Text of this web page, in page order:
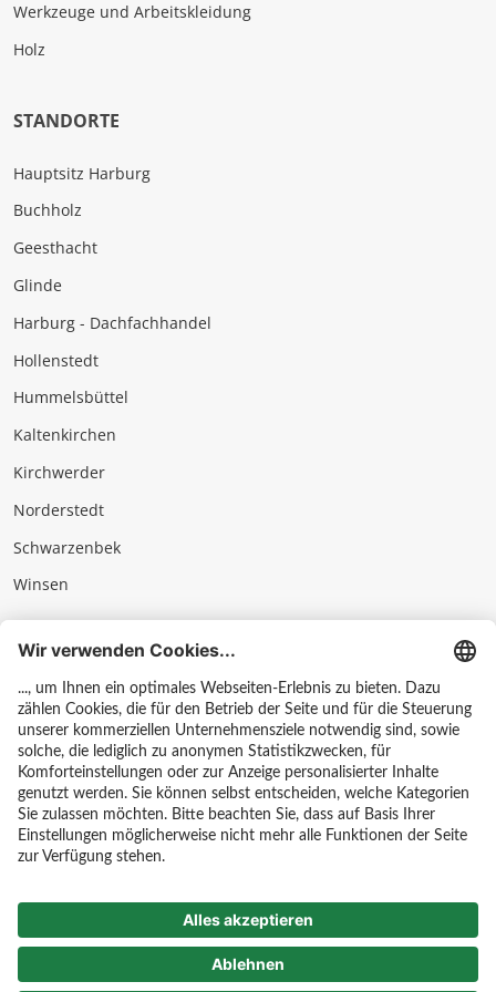
Werkzeuge und Arbeitskleidung
Holz
STANDORTE
Hauptsitz Harburg
Buchholz
Geesthacht
Glinde
Harburg - Dachfachhandel
Hollenstedt
Hummelsbüttel
Kaltenkirchen
Kirchwerder
Norderstedt
Schwarzenbek
Winsen
Impressum
Datenschutz & AGB
Hinweisgebersystem
Kontakt
Karriere